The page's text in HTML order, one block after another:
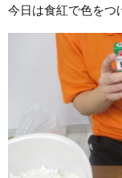
今日は食紅で色を